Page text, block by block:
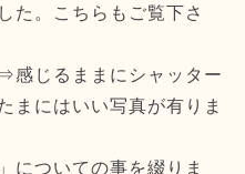
た。こちらもご覧下さ
⇒感じるままにシャッター
まにはいい写真が有りま
についての事を綴りま